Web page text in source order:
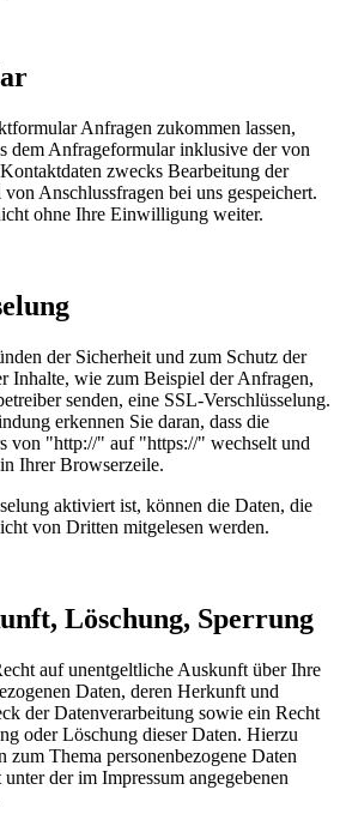
Anfragen zukommen lassen,
dem Anfrageformular inklusive der von
zwecks Bearbeitung der
Anschlussfragen bei uns gespeichert.
ohne Ihre Einwilligung weiter.
der Sicherheit und zum Schutz der
Inhalte, wie zum Beispiel der Anfragen,
senden, eine SSL-Verschlüsselung.
erkennen Sie daran, dass die
von "http://" auf "https://" wechselt und
Ihrer Browserzeile.
aktiviert ist, können die Daten, die
von Dritten mitgelesen werden.
Löschung, Sperrung
auf unentgeltliche Auskunft über Ihre
Daten, deren Herkunft und
der Datenverarbeitung sowie ein Recht
oder Löschung dieser Daten. Hierzu
zum Thema personenbezogene Daten
der im Impressum angegebenen